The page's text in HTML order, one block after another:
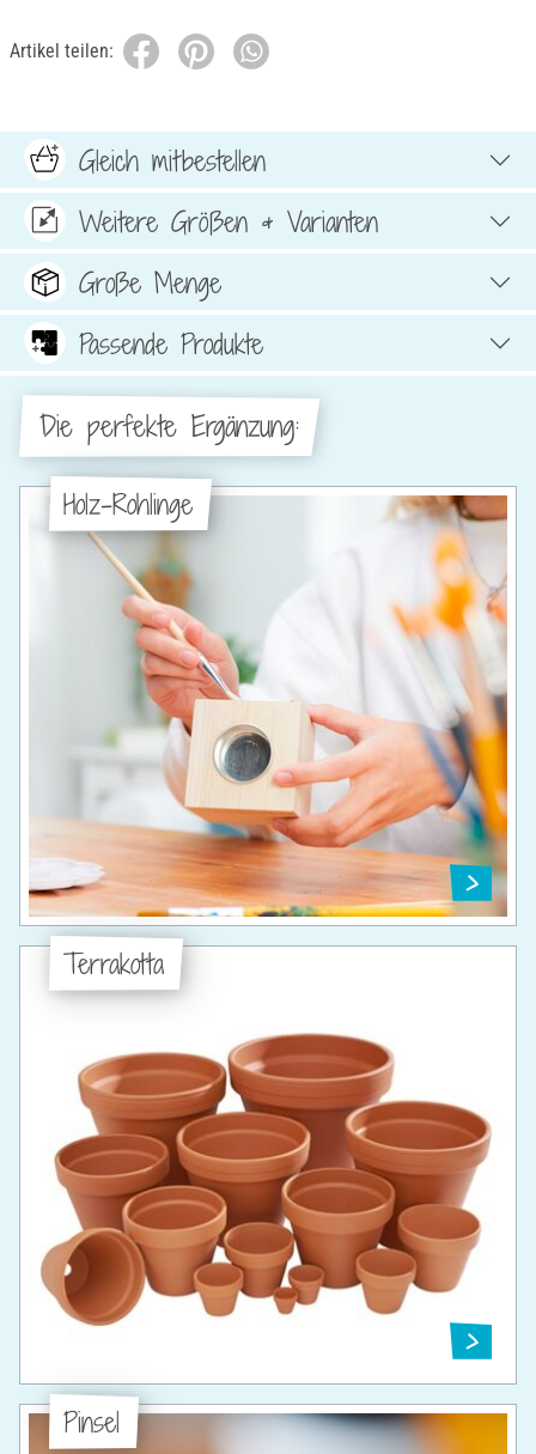
Artikel teilen:
Gleich mitbestellen
Weitere Größen & Varianten
Große Menge
Passende Produkte
Die perfekte Ergänzung:
Holz-Rohlinge
Terrakotta
Pinsel